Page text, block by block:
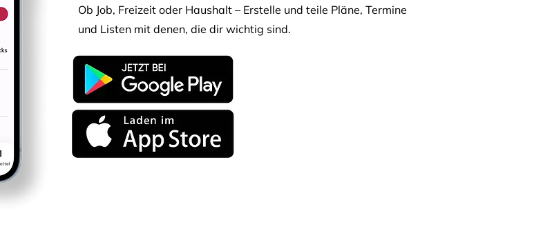
Ob Job, Freizeit oder Haushalt – Erstelle und teile Pläne, Termine
und Listen mit denen, die dir wichtig sind.